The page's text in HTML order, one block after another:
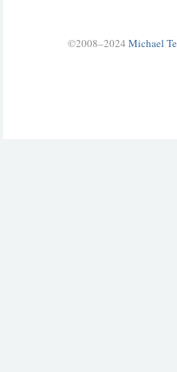
©2008–2024 Michael